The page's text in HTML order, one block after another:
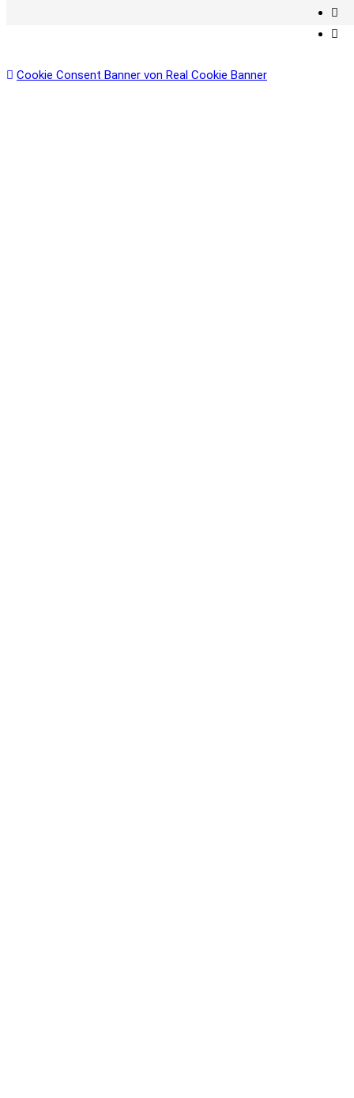
Cookie Consent Banner von Real Cookie Banner